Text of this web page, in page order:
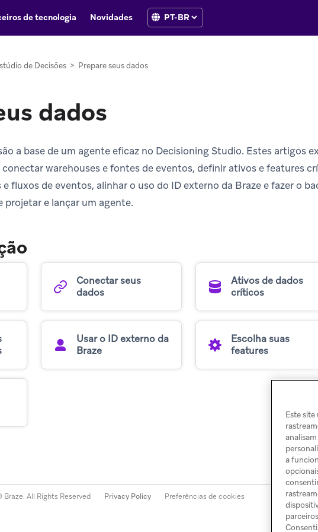
de tecnologia Novidades
de Decisões > Prepare seus dados
dados
a base de um agente eficaz no Decisioning Studio. Estes artigos
warehouses e fontes de eventos, definir ativos e features
fluxos de eventos, alinhar o uso do ID externo da Braze e fazer o
e lançar um agente.
Conectar seus
dados
Ativos de dados
críticos
Usar o ID externo da
Braze
Escolha suas
features
Braze. All Rights Reserved Privacy Policy Preferências de cookies
Este
a